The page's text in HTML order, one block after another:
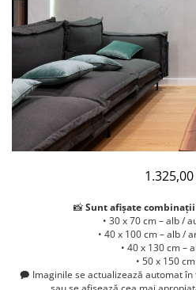
📸Sunt afișate
• 30 x 70 cm – alb /
• 40 x 100 cm – alb /
• 40 x 130 cm –
• 50 x 150
🗭 Imaginile se actualizează automat în